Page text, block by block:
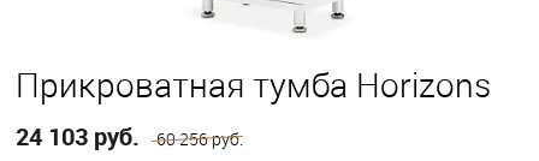
Прикроватная тумба Horizons
24 103 руб. 60 256 руб.